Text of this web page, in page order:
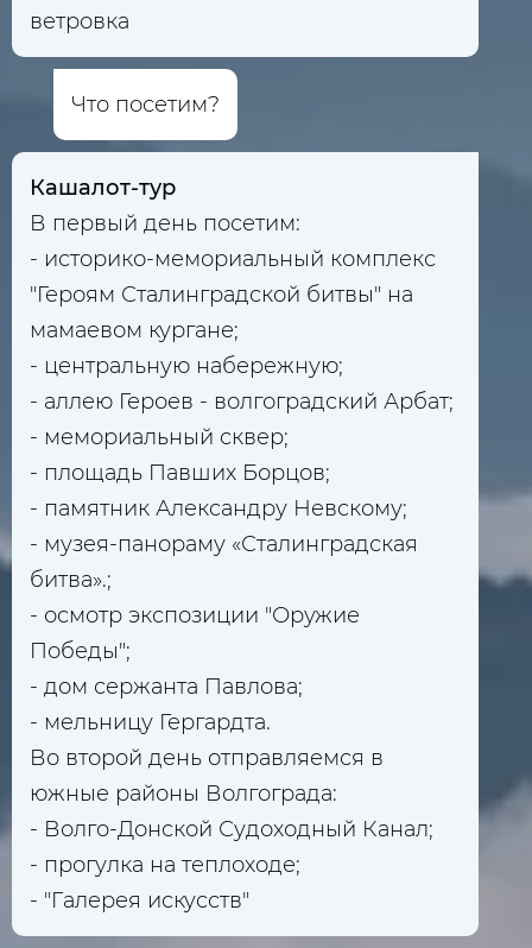
ветровка
Что посетим?
Кашалот-тур
В первый день посетим:
- историко-мемориальный комплекс
"Героям Сталинградской битвы" на
мамаевом кургане;
- центральную набережную;
- аллею Героев - волгоградский Арбат;
- мемориальный сквер;
- площадь Павших Борцов;
- памятник Александру Невскому;
- музея-панораму «Сталинградская
битва».;
- осмотр экспозиции "Оружие
Победы";
- дом сержанта Павлова;
- мельницу Гергардта.
Во второй день отправляемся в
южные районы Волгограда:
- Волго-Донской Судоходный Канал;
- прогулка на теплоходе;
- "Галерея искусств"